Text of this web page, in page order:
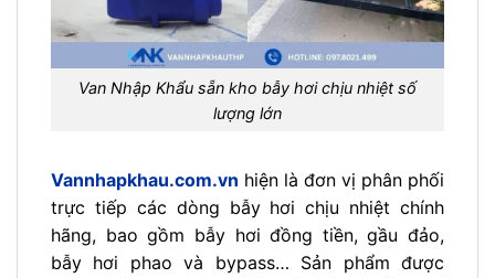
Van Nhập Khẩu sẵn kho bẫy hơi chịu nhiệt số
lượng lớn
Vannhapkhau.com.vn hiện là đơn vị phân phối
trực tiếp các dòng bẫy hơi chịu nhiệt chính
hãng, bao gồm bẫy hơi đồng tiền, gầu đảo,
bẫy hơi phao và bypass… Sản phẩm được